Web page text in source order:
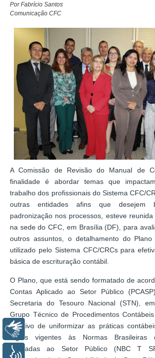
Por Fabrício Santos
Comunicação CFC
A Comissão de Revisão do Manual de
finalidade é abordar temas que
trabalho dos profissionais do Sistema CFC/
outras entidades afins que desejem
padronização nos processos, esteve
na sede do CFC, em Brasília (DF), para
outros assuntos, o detalhamento do
utilizado pelo Sistema CFC/CRCs para
básica de escrituração contábil.
O Plano, que está sendo formatado de
Contas Aplicado ao Setor Público
Secretaria do Tesouro Nacional (STN),
Grupo Técnico de Procedimentos
objetivo de uniformizar as práticas
legais vigentes às Normas Brasileiras
Aplicadas ao Setor Público (NBC T
Libras
Voz